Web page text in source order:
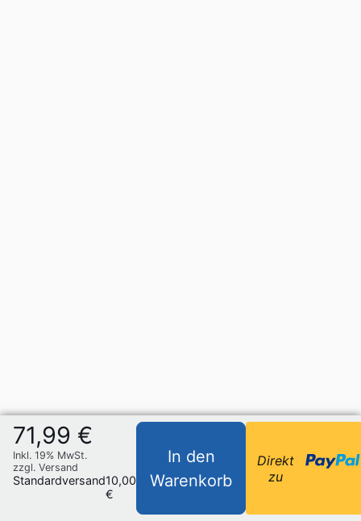
71,99 €
Inkl. 19% MwSt.
zzgl. Versand
Standardversand10,00
€
In den
Warenkorb
Direkt
zu